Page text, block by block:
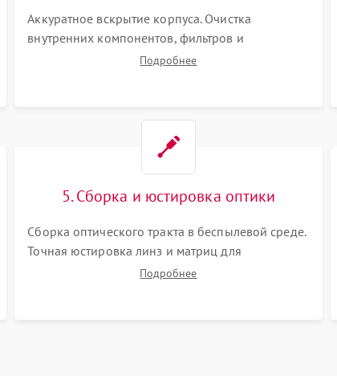
Аккуратное вскрытие корпуса. Очистка
внутренних компонентов, фильтров и
вентиляторов от накопившейся пыли.
Подробнее
5. Сборка и юстировка оптики
Сборка оптического тракта в беспылевой среде.
Точная юстировка линз и матриц для
правильного сведения цветов и устранения
Подробнее